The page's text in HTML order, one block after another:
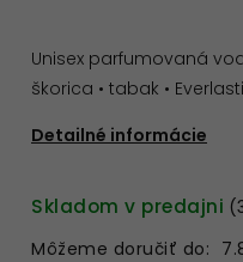
Unisex parfumovaná
škorica • tabak •
Detailné informácie
Skladom v predajni
Môžeme doručiť do: